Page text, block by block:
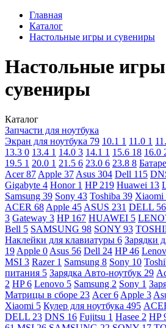
Главная
Каталог
Настольные игры и сувениры
Настольные
сувениры
Каталог
Запчасти для ноутбука
Экран для ноутбука 79 10.1 1 11.0 1
13.3 0 13.4 1 14.0 3 14.1 1 15.6 18 16.0
19.5 1 20.0 1 21.5 6 23.0 6 23.8 8
Acer87 Apple 37 Asus 304 Dell 115
Gigabyte 4 Honor 1 HP 219 Huawei 13
Samsung 39 Sony 43 Toshiba 39 Xiaomi
ACER 68 Apple 45 ASUS 231 DELL 56
3 Gateway 3 HP 167 HUAWEI 5
Bell 5 SAMSUNG 98 SONY 93
Наклейки для клавиатуры 6 Зарядки
19 Apple 0 Asus 56 Dell 24 HP46
MSI 3 Razer 1 Samsung 8 Sony 10
питания 5 Зарядка Авто-ноутбук 29
2 HP6 Lenovo 5 Samsung 2 Sony 1
Матрицы в сборе 23 Acer6 Apple 3
Xiaomi 5 Кулер для ноутбука 495
DELL 23 DNS 16 Fujitsu 1 Hasee 2 HP